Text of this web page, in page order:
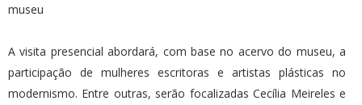
museu
A visita presencial abordará, com base no acervo do museu, a
participação de mulheres escritoras e artistas plásticas no
modernismo. Entre outras, serão focalizadas Cecília Meireles e